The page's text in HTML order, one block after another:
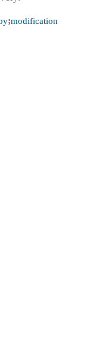
;modification